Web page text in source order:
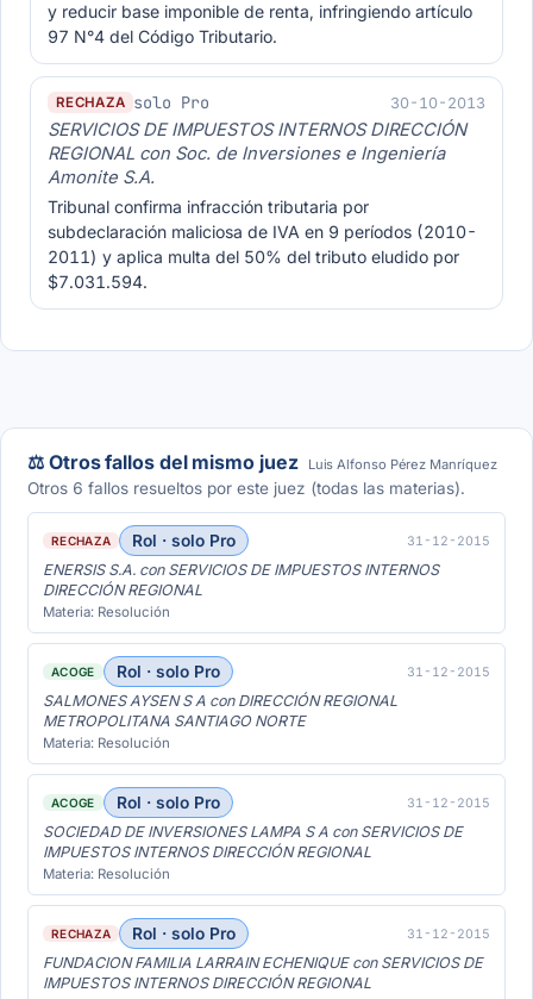
y reducir base imponible de renta, infringiendo artículo
97 N°4 del Código Tributario.
RECHAZA solo Pro 30-10-2013
SERVICIOS DE IMPUESTOS INTERNOS DIRECCIÓN
REGIONAL con Soc. de Inversiones e Ingeniería
Amonite S.A.
Tribunal confirma infracción tributaria por
subdeclaración maliciosa de IVA en 9 períodos (2010-
2011) y aplica multa del 50% del tributo eludido por
$7.031.594.
⚖️ Otros fallos del mismo juez Luis Alfonso Pérez Manríquez
Otros 6 fallos resueltos por este juez (todas las materias).
RECHAZA Rol · solo Pro 31-12-2015
ENERSIS S.A. con SERVICIOS DE IMPUESTOS INTERNOS
DIRECCIÓN REGIONAL
Materia: Resolución
ACOGE Rol · solo Pro 31-12-2015
SALMONES AYSEN S A con DIRECCIÓN REGIONAL
METROPOLITANA SANTIAGO NORTE
Materia: Resolución
ACOGE Rol · solo Pro 31-12-2015
SOCIEDAD DE INVERSIONES LAMPA S A con SERVICIOS DE
IMPUESTOS INTERNOS DIRECCIÓN REGIONAL
Materia: Resolución
RECHAZA Rol · solo Pro 31-12-2015
FUNDACION FAMILIA LARRAIN ECHENIQUE con SERVICIOS DE
IMPUESTOS INTERNOS DIRECCIÓN REGIONAL